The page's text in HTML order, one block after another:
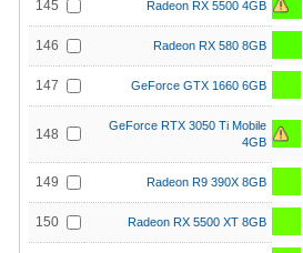
145 Radeon RX 5500 4GB
146 Radeon RX 580 8GB
147 GeForce GTX 1660 6GB
148
GeForce RTX 3050 Ti Mobile
4GB
149 Radeon R9 390X 8GB
150 Radeon RX 5500 XT 8GB